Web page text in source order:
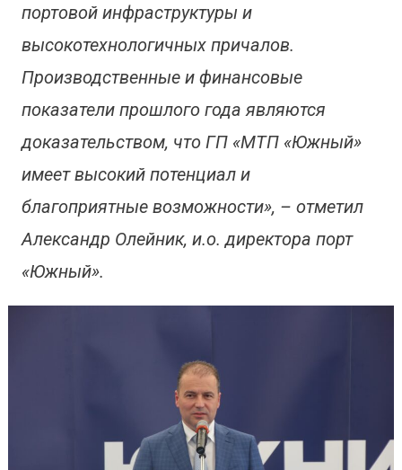
портовой инфраструктуры и
высокотехнологичных причалов.
Производственные и финансовые
показатели прошлого года являются
доказательством, что ГП «МТП «Южный»
имеет высокий потенциал и
благоприятные возможности», – отметил
Александр Олейник, и.о. директора порт
«Южный».